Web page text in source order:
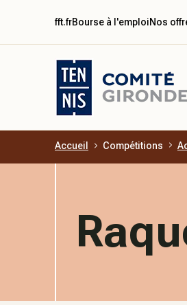
Aller au contenu principal
fft.frBourse à l'emploiNos
Accueil Compétitions